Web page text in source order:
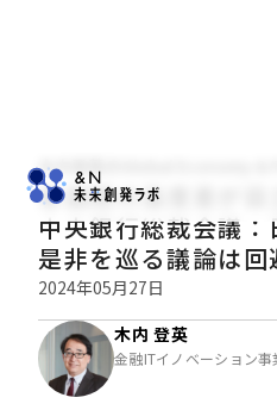
木内登英のGlobal Economy &
各国間の温度差が
中央銀行総裁会議
是非を巡る議論は回
2024年05月27日
木内 登英
金融ITイノベーション事